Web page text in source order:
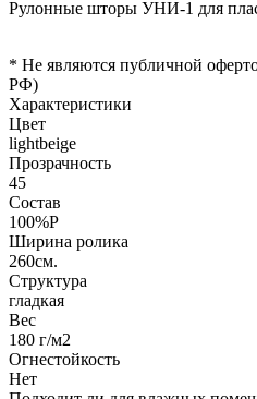
Рулонные шторы УНИ-1 для
* Не являются публичной
РФ)
Характеристики
Цвет
lightbeige
Прозрачность
45
Состав
100%P
Ширина ролика
260см.
Структура
гладкая
Вес
180 г/м2
Огнестойкость
Нет